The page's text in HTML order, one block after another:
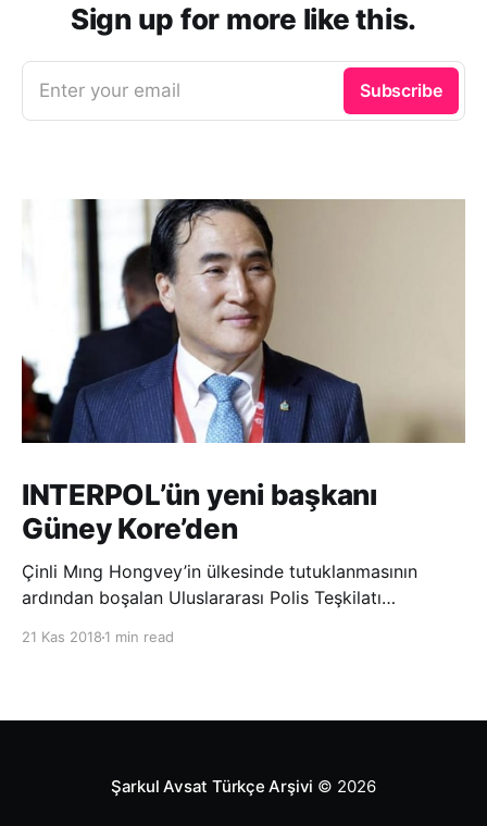
Sign up for more like this.
Enter your email Subscribe
INTERPOL’ün yeni başkanı
Güney Kore’den
Çinli Mıng Hongvey’in ülkesinde tutuklanmasının
ardından boşalan Uluslararası Polis Teşkilatı
21 Kas 2018 1 min read
Şarkul Avsat Türkçe Arşivi © 2026